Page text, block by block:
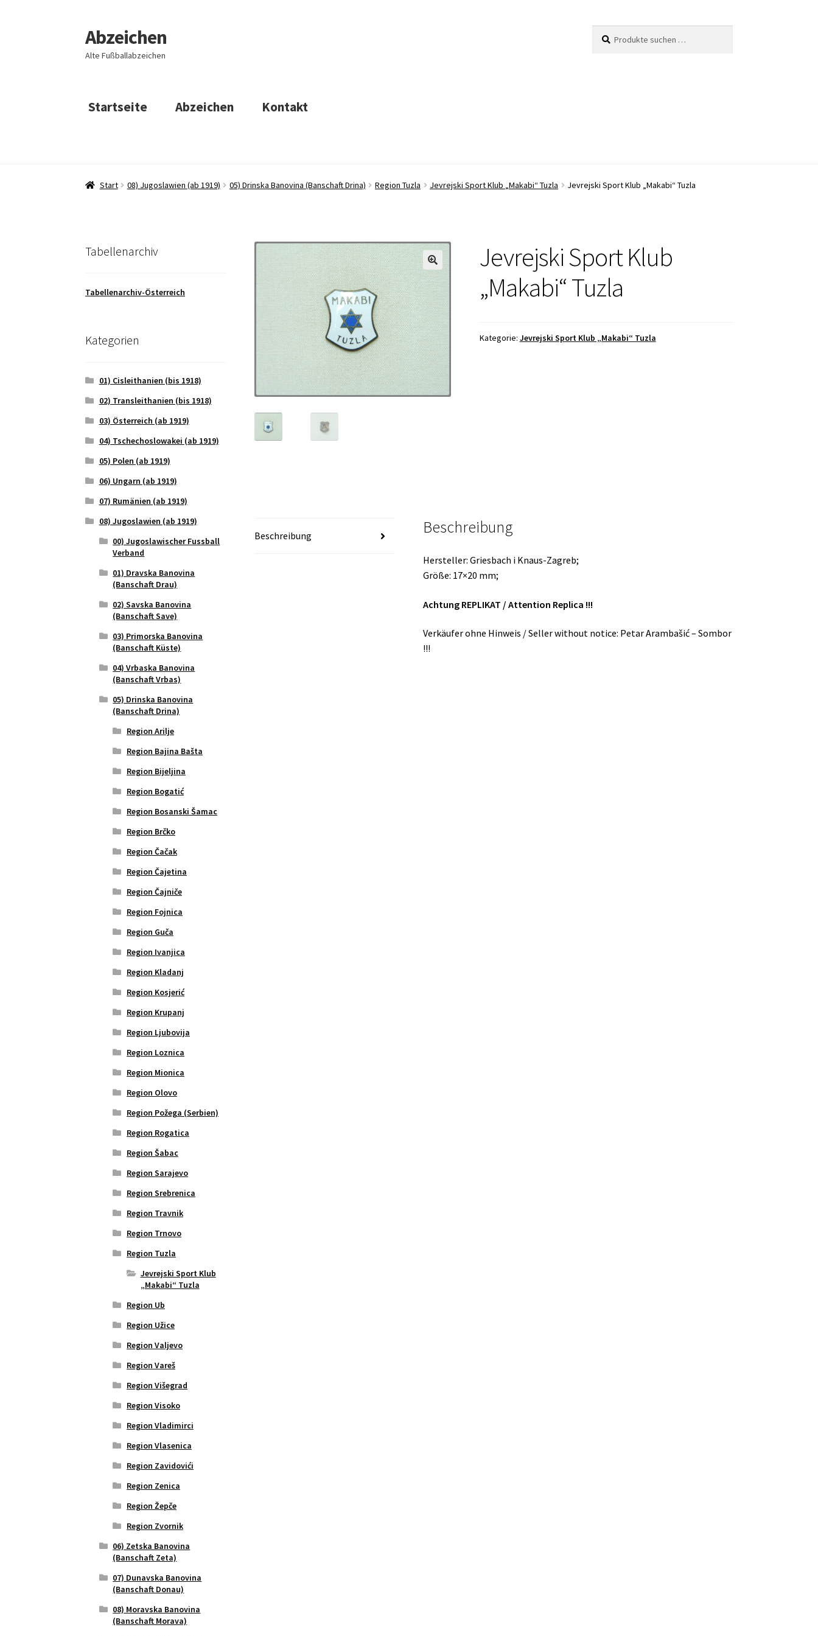
Zur
Navigation
springen
Zum
Inhalt
springen
Abzeichen
Alte Fußballabzeichen
nach:
Startseite Abzeichen Kontakt
Start 08) Jugoslawien (ab 1919) 05) Drinska Banovina (Banschaft Drina) Region Tuzla Jevrejski Sport Klub „Makabi“ Tuzla Jevrejski Sport Klub „Makabi“ Tuzla
Jevrejski Sport Klub
„Makabi“ Tuzla
Kategorie: Jevrejski Sport Klub „Makabi“ Tuzla
Beschreibung Beschreibung
Hersteller: Griesbach i Knaus-Zagreb;
Größe: 17×20 mm;
Achtung REPLIKAT /Attention Replica !!!
Verkäufer ohne Hinweis / Seller without notice: Petar Arambašić – Sombor
!!!
Tabellenarchiv
Tabellenarchiv-Österreich
Kategorien
01) Cisleithanien (bis 1918)
02) Transleithanien (bis 1918)
03) Österreich (ab 1919)
04) Tschechoslowakei (ab 1919)
05) Polen (ab 1919)
06) Ungarn (ab 1919)
07) Rumänien (ab 1919)
08) Jugoslawien (ab 1919)
00) Jugoslawischer Fussball
Verband
01) Dravska Banovina
(Banschaft Drau)
02) Savska Banovina
(Banschaft Save)
03) Primorska Banovina
(Banschaft Küste)
04) Vrbaska Banovina
(Banschaft Vrbas)
05) Drinska Banovina
(Banschaft Drina)
Region Arilje
Region Bajina Bašta
Region Bijeljina
Region Bogatić
Region Bosanski Šamac
Region Brčko
Region Čačak
Region Čajetina
Region Čajniče
Region Fojnica
Region Guča
Region Ivanjica
Region Kladanj
Region Kosjerić
Region Krupanj
Region Ljubovija
Region Loznica
Region Mionica
Region Olovo
Region Požega (Serbien)
Region Rogatica
Region Šabac
Region Sarajevo
Region Srebrenica
Region Travnik
Region Trnovo
Region Tuzla
Jevrejski Sport Klub
„Makabi“ Tuzla
Region Ub
Region Užice
Region Valjevo
Region Vareš
Region Višegrad
Region Visoko
Region Vladimirci
Region Vlasenica
Region Zavidovići
Region Zenica
Region Žepče
Region Zvornik
06) Zetska Banovina
(Banschaft Zeta)
07) Dunavska Banovina
(Banschaft Donau)
08) Moravska Banovina
(Banschaft Morava)